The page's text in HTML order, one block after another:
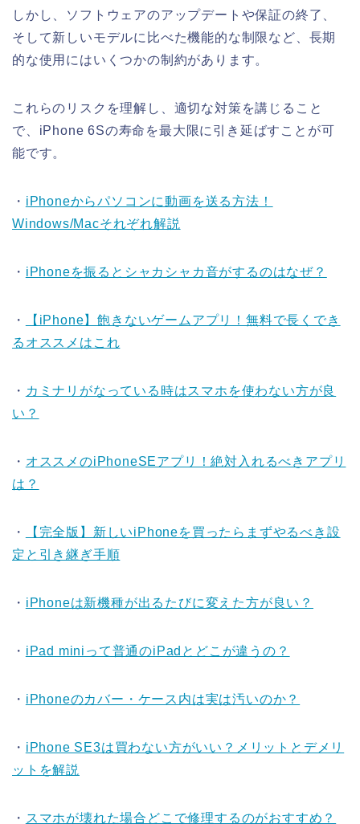
しかし、ソフトウェアのアップデートや保証の終了、
そして新しいモデルに比べた機能的な制限など、長期
的な使用にはいくつかの制約があります。
これらのリスクを理解し、適切な対策を講じること
で、iPhone 6Sの寿命を最大限に引き延ばすことが可
能です。
・ iPhoneからパソコンに動画を送る方法！
Windows/Macそれぞれ解説
・ iPhoneを振るとシャカシャカ音がするのはなぜ？
・
【iPhone】飽きないゲームアプリ！無料で長くでき
るオススメはこれ
・ カミナリがなっている時はスマホを使わない方が良
い？
・ オススメのiPhoneSEアプリ！絶対入れるべきアプリ
は？
・
【完全版】新しいiPhoneを買ったらまずやるべき設
定と引き継ぎ手順
・ iPhoneは新機種が出るたびに変えた方が良い？
・ iPad miniって普通のiPadとどこが違うの？
・ iPhoneのカバー・ケース内は実は汚いのか？
・ iPhone SE3は買わない方がいい？メリットとデメリ
ットを解説
・ スマホが壊れた場合どこで修理するのがおすすめ？